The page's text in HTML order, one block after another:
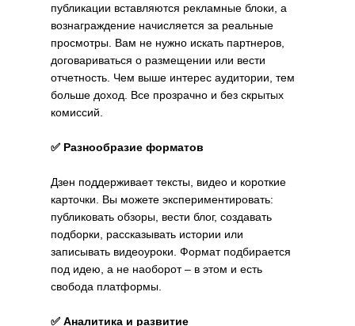
публикации вставляются рекламные блоки, а
вознаграждение начисляется за реальные
просмотры. Вам не нужно искать партнеров,
договариваться о размещении или вести
отчетность. Чем выше интерес аудитории, тем
больше доход. Все прозрачно и без скрытых
комиссий.
✅ Разнообразие форматов
Дзен поддерживает тексты, видео и короткие
карточки. Вы можете экспериментировать:
публиковать обзоры, вести блог, создавать
подборки, рассказывать истории или
записывать видеоуроки. Формат подбирается
под идею, а не наоборот – в этом и есть
свобода платформы.
✅ Аналитика и развитие